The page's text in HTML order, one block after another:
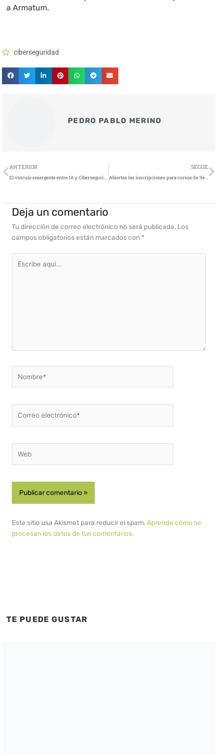
a Armatum.
ciberseguridad
PEDRO PABLO MERINO
Ant
ANTERIOR
El vínculo emergente entre IA y Ciberseguridad, según informe del CCN
SEGUE
Abiertas las inscripciones para cursos de Seguridad en Tecnologías de la Información y Comunicación (STIC)
Deja un comentario
Tu dirección de correo electrónico no será publicada. Los
campos obligatorios están marcados con *
aquí...
electrónico*
Este sitio usa Akismet para reducir el spam.Aprende cómo se
procesan los datos de tus comentarios.
TE PUEDE GUSTAR